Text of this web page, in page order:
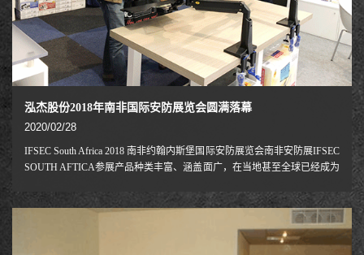
泓杰股份2018年南非国际安防展览会圆满落幕
2020/02/28
IFSEC South Africa 2018 南非约翰内斯堡国际安防展览会南非安防展IFSEC
SOUTH AFTICA参展产品种类丰富、涵盖面广，在当地甚至全球已经成为
伙伴的一个重要之地。该展通过了国际展览联盟认证（UFI），是南非安
防产品行业中采购商选购设备、了解国内外安防设备及相关产品发展趋势
及现状的首选展会。展会期间一系列策划精良的会议和研讨活动和展会同
期召开，会议和研讨活动为参展商和观众的信息交流和商业对话搭建了理